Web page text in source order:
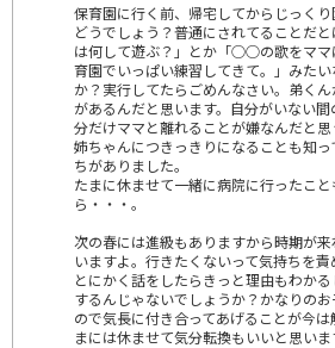
保育園に行く前、帰宅してからじっく
どうでしょう？普通にされてることだ
は何して遊ぶ？」とか「○○の歌をママ
育園でいっぱい練習してきて。」みた
か？実行してたらごめんなさい。弟く
があるんだと思います。自分がいない
分だけママと離れることが嫌なんだと
姉ちゃんにつきっきりになることも知
ちがありました。
たまに休ませて一緒に病院に行ったこ
ら・・・。
次の春には進級もありますから時期が
いますよ。行きたくないって気持ちを
とにかく話をしたらきっと理由もわか
するんじゃないでしょうか？かなりの
ので気長に付き合ってあげることが今
まには休ませて気分転換もいいと思いま